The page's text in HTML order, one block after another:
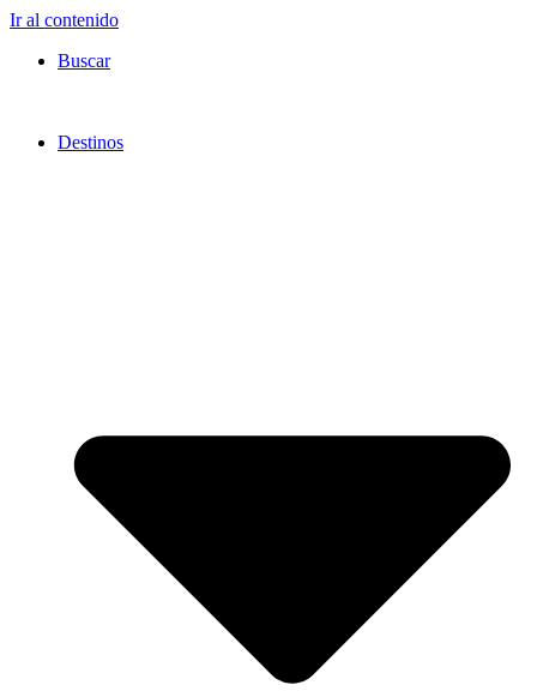
Ir al contenido
Buscar
Destinos